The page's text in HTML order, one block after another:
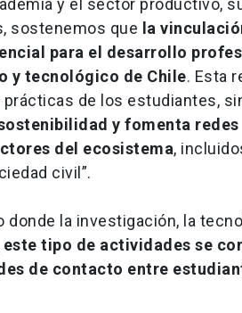
y el sector productivo,
sostenemos que la
para el desarrollo
y tecnológico de Chile. Esta
de los estudiantes,
y fomenta redes
del ecosistema,
civil”.
la investigación, la
este tipo de actividades se
de contacto entre